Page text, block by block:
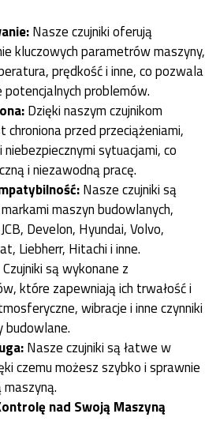
Nasze czujniki oferują
kluczowych parametrów maszyny,
prędkość i inne, co pozwala
problemów.
Dzięki naszym czujnikom
przed przeciążeniami,
sytuacjami, co
i niezawodną pracę.
Nasze czujniki są
maszyn budowlanych,
Develon, Hyundai, Volvo,
Liebherr, Hitachi i inne.
Czujniki są wykonane z
które zapewniają ich trwałość i
wibracje i inne czynniki
budowlane.
Nasze czujniki są łatwe w
czemu możesz szybko i sprawnie
nad Swoją Maszyną